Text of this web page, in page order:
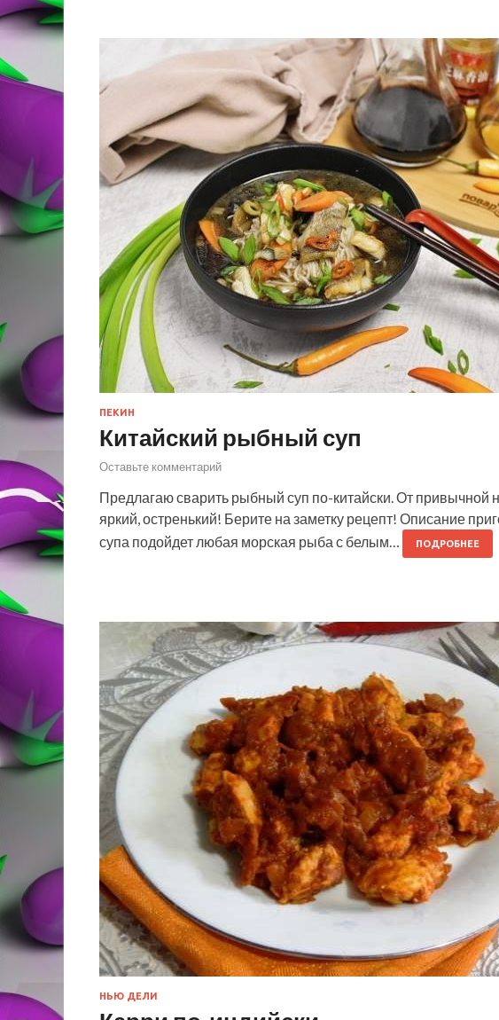
ПЕКИН
Китайский рыбный суп
Оставьте комментарий
Предлагаю сварить рыбный суп по-китайски. От привычной
яркий, остренький! Берите на заметку рецепт! Описание
супа подойдет любая морская рыба с белым…
ПОДРОБНЕЕ
НЬЮ ДЕЛИ